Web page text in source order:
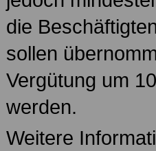
die
sollen
Vergütung um
werden.
Weitere